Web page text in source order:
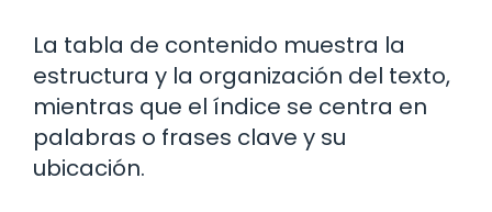
La tabla de contenido muestra la
estructura y la organización del texto,
mientras que el índice se centra en
palabras o frases clave y su
ubicación.